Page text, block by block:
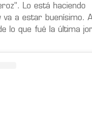
Lo está haciendo
va a estar buenísimo.
lo que fué la última